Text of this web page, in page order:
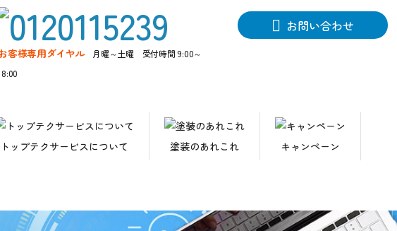
客様専用ダイヤル
月曜～土曜 受付時間 9:00～
お問い合わせ
トップテクサービスについて 塗装のあれこれ キャンペーン